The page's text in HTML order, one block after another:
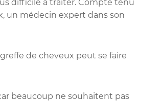
difficile à traiter. Compte tenu
un médecin expert dans son
de cheveux peut se faire
beaucoup ne souhaitent pas